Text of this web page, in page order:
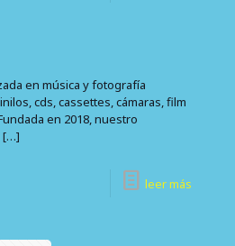
en música y fotografía
cds, cassettes, cámaras, film
en 2018, nuestro
[…]
leer más